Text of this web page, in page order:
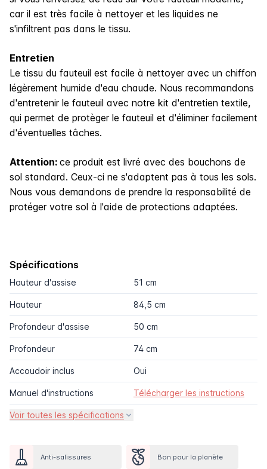
car il est très facile à nettoyer et les liquides ne
s'infiltrent pas dans le tissu.
Entretien
Le tissu du fauteuil est facile à nettoyer avec un chiffon
légèrement humide d'eau chaude. Nous recommandons
d'entretenir le fauteuil avec notre kit d'entretien textile,
qui permet de protèger le fauteuil et d'éliminer facilement
d'éventuelles tâches.
Attention: ce produit est livré avec des bouchons de
sol standard. Ceux-ci ne s'adaptent pas à tous les sols.
Nous vous demandons de prendre la responsabilité de
protéger votre sol à l'aide de protections adaptées.
Spécifications
Hauteur d'assise 51 cm
Hauteur 84,5 cm
Profondeur d'assise 50 cm
Profondeur 74 cm
Accoudoir inclus Oui
Manuel d'instructions Télécharger les instructions
Voir toutes les spécifications
Anti-salissures Bon pour la planète